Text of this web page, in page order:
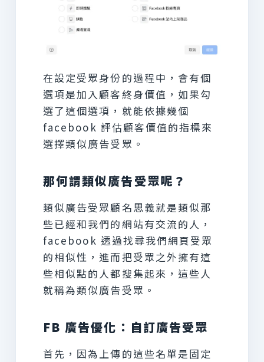
在設定受眾身份的過程中，會有個
選項是加入顧客終身價值，如果勾
選了這個選項，就能依據幾個
facebook 評估顧客價值的指標來
選擇類似廣告受眾。
那何謂類似廣告受眾呢？
類似廣告受眾顧名思義就是類似那
些已經和我們的網站有交流的人，
facebook 透過找尋我們網頁受眾
的相似性，進而把受眾之外擁有這
些相似點的人都搜集起來，這些人
就稱為類似廣告受眾。
FB 廣告優化：自訂廣告受眾
首先，因為上傳的這些名單是固定